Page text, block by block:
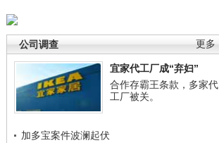
更多
公司调查
宜家代工厂成“弃妇”
合作存霸王条款，多家代
工厂被关。
加多宝案件波澜起伏